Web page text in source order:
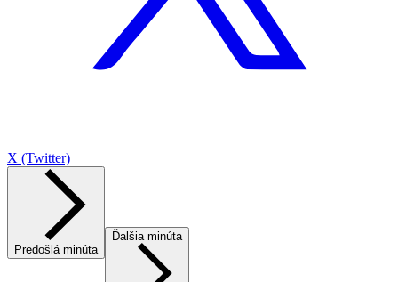
X (Twitter)
Predošlá minúta
Ďalšia minúta